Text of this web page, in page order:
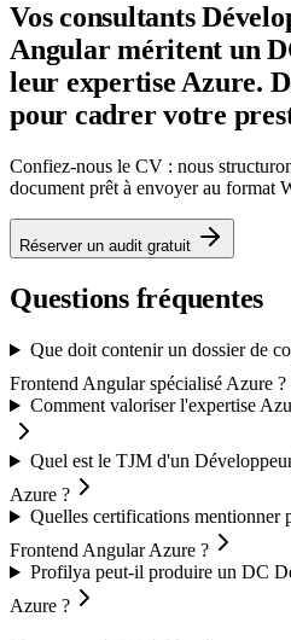
Vos consultants
Angular méritent un
leur expertise Azure.
pour cadrer votre
Confiez-nous le CV : nous
document prêt à envoyer au format
Réserver un audit gratuit
Questions fréquentes
Que doit contenir un dossier de
Frontend Angular spécialisé Azure ?
Comment valoriser l'expertise
Quel est le TJM d'un
Azure ?
Quelles certifications
Frontend Angular Azure ?
Profilya peut-il produire un DC
Azure ?